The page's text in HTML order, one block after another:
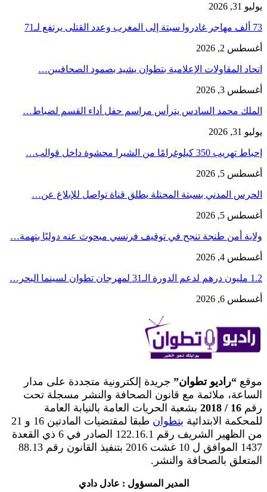
يوليو 31, 2026
73 ألف مهاجر غادروا سبتة إلى المغرب وعدد القتلى يرتفع لـ71
أغسطس 2, 2026
اتحاد المقاولات الإعلامية بتطوان يشيد بصمود الصحافيين…
أغسطس 3, 2026
الملك محمد السادس يترأس مراسم حفل أداء القسم لضباط…
يوليو 31, 2026
إحباط تهريب 350 كيلوغرامًا من الشيرا محشوة داخل قوالب…
أغسطس 5, 2026
الحرس المدني بسبتة المحتلة يطلق قناة تواصل للإبلاغ عن…
أغسطس 5, 2026
ولاية أمن طنجة تنجح في توقيف فرنسي مبحوث عنه دوليًا بتهمة…
أغسطس 4, 2026
1.2 مليون درهم لدعم الدورة الـ31 لمهرجان تطوان لسينما البحر…
أغسطس 6, 2026
موقع “راديو تطوان” جريدة إلكترونية متجددة على مدار
الساعة، ملائمة مع قانون الصحافة والنشر مسجلة تحت
رقم 16 / 2018
بشعبة الحريات العامة بالنيابة العامة
للمحكمة الابتدائية بتطوان
طبقا لمقتضيات المادتين 16 و 21
من الظهير الشريف رقم 122.16.1 الصادر في 6 ذي القعدة
1437 الموافق ل 10 غشت 2016 بتنفيذ القانون رقم 88.13
المتعلق بالصحافة والنشر.
المدير المسؤول : عادل دادي